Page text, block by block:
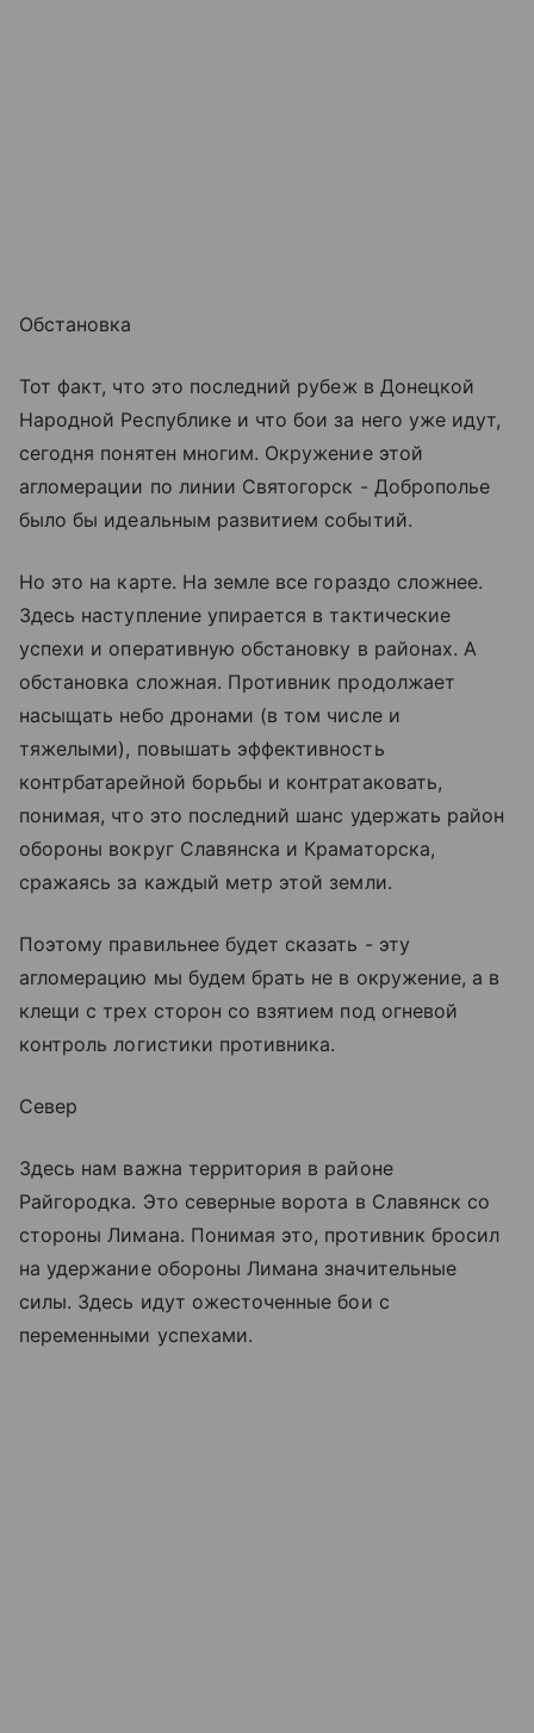
Обстановка
Тот факт, что это последний рубеж в Донецкой
Народной Республике и что бои за него уже идут,
сегодня понятен многим. Окружение этой
агломерации по линии Святогорск - Доброполье
было бы идеальным развитием событий.
Но это на карте. На земле все гораздо сложнее.
Здесь наступление упирается в тактические
успехи и оперативную обстановку в районах. А
обстановка сложная. Противник продолжает
насыщать небо дронами (в том числе и
тяжелыми), повышать эффективность
контрбатарейной борьбы и контратаковать,
понимая, что это последний шанс удержать район
обороны вокруг Славянска и Краматорска,
сражаясь за каждый метр этой земли.
Поэтому правильнее будет сказать - эту
агломерацию мы будем брать не в окружение, а в
клещи с трех сторон со взятием под огневой
контроль логистики противника.
Север
Здесь нам важна территория в районе
Райгородка. Это северные ворота в Славянск со
стороны Лимана. Понимая это, противник бросил
на удержание обороны Лимана значительные
силы. Здесь идут ожесточенные бои с
переменными успехами.